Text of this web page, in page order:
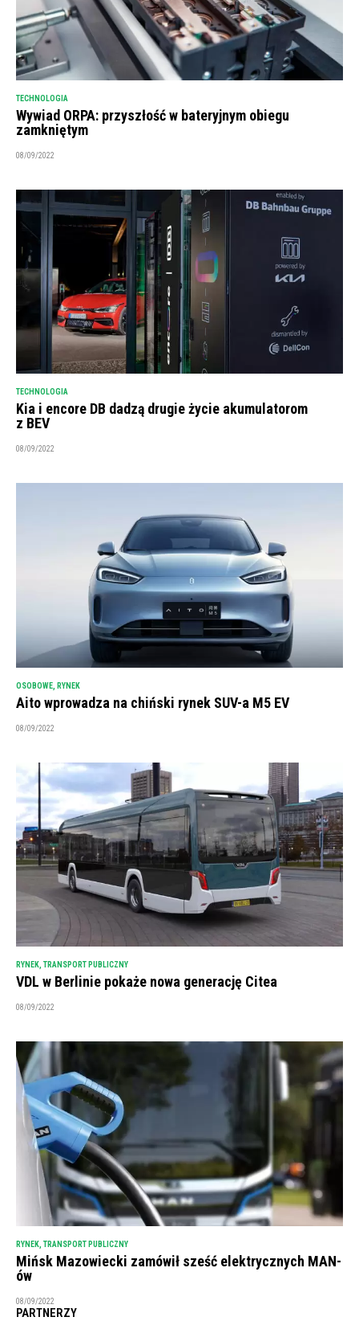
TECHNOLOGIA
Wywiad ORPA: przyszłość w bateryjnym obiegu
zamkniętym
08/09/2022
TECHNOLOGIA
Kia i encore DB dadzą drugie życie akumulatorom
z BEV
08/09/2022
OSOBOWE RYNEK
Aito wprowadza na chiński rynek SUV-a M5 EV
08/09/2022
RYNEK, TRANSPORT PUBLICZNY
VDL w Berlinie pokaże nowa generację Citea
08/09/2022
RYNEK TRANSPORT PUBLICZNY
Mińsk Mazowiecki zamówił sześć elektrycznych MAN-
ów
08/09/2022
PARTNERZY